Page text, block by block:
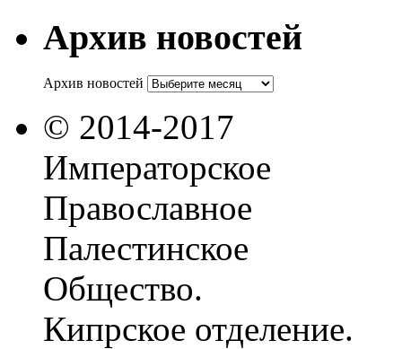
Архив новостей
Архив новостей
© 2014-2017
Императорское
Православное
Палестинское
Общество.
Кипрское отделение.